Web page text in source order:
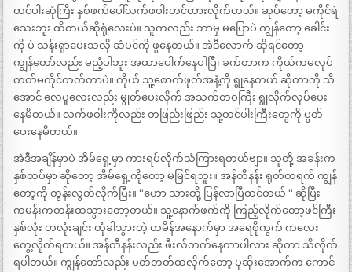
တင်ပါးဆုံကြီး နှစ်ဖက်ပေါ်လက်ဖဝါးတင်ထားလိုက်တယ်။ ဆုပ်တော့ မကိုင်ရဲ
သေးဘူး ထိတယ်ဆိုရုံလေးပဲ။ သူကလည်း ဘာမှ မပြောပဲ ကျွန်တော့ ခေါင်း
ကို ပဲ သန်းရှာပေးသလို ဆံပင်ကို ဖွနေတယ်။ အဲဒီလောက် ဆိုရင်တော့
ကျွန်တော်လည်း မညံ့ပါဘူး အထာပေါက်နေပါပြီ၊ ခက်တာက ကိုယ်ကမလုပ်
တတ်မကိုင်တတ်တာပဲ။ ကိုယ် သူ့စောက်ဖုတ်အနံ့ကို ရွုနေတယ် ဆိုတာကို သိ
အောင် လေပူလေးလည်း မွုတ်ပေးလိုက် အသက်တဝကြီး ရွုလိုက်လုပ်ပေး
နေမိတယ်။ လက်ဖဝါးကိုလည်း တဖြည်းဖြည်း သူ့တင်ပါးကြီးတွေကို ပွတ်
ပေးနေမိတယ်။
အဲဒီအချိန်မှာပဲ အိမ်ရှေ့မှာ ကားရပ်လိုက်သံကြားရတယ်ဗျာ။ သူတို့ အခန်းက
နှစ်ထပ်မှာ ဆိုတော့ အိမ်ရှေ့ကိုတော့ မမြင်ရဘူး။ အန်တီနန်း ရုတ်တရက် ကျွန်
တော့ကို တွန်းလွတ်လိုက်ပြီး။ “ဟော သားတို့ ပြန်လာပြီထင်တယ် “ ဆိုပြီး
ကမန်းကတန်းထသွားတော့တယ်။ သူ့နောက်ဖက်ကို ကြည့်လိုက်တော့ဖင်ကြီး
နှစ်လုံး တလုံးချင်း တုံခါသွားတဲ့ ထမိန်အနောက်မှာ အရေစိုကွက် ကလေး
တွေ့လိုက်ရတယ်။ အန်တီနန်းလည်း ဖီးလ်တက်နေတာပါလား ဆိုတာ သိလိုက်
ရပါတယ်။ ကျွန်တော်လည်း မတ်တတ်ထလိုက်တော့ ပုဆိုးအောက်က ကောင်